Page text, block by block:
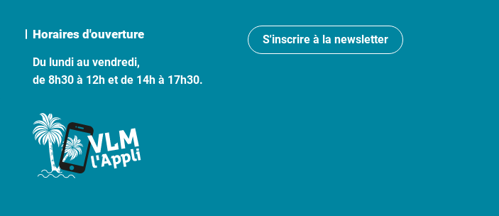
Horaires d'ouverture
Du lundi au vendredi,
de 8h30 à 12h et de 14h à 17h30.
S'inscrire à la newsletter